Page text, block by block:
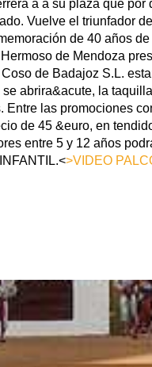
a a su plaza que por
Vuelve el triunfador
de 40 años
de Mendoza
de Badajoz S.L.
abrira&acute, la
Entre las promociones
de 45 &euro, en
entre 5 y 12 años
>VIDEO